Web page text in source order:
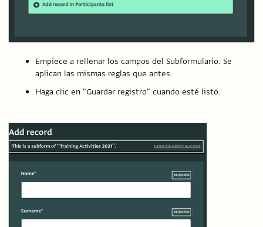
Empiece a rellenar los campos del Subformulario. Se
aplican las mismas reglas que antes.
Haga clic en "Guardar registro" cuando esté listo.